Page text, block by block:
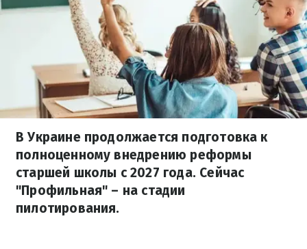
В Украине продолжается подготовка к
полноценному внедрению реформы
старшей школы с 2027 года. Сейчас
"Профильная" – на стадии
пилотирования.